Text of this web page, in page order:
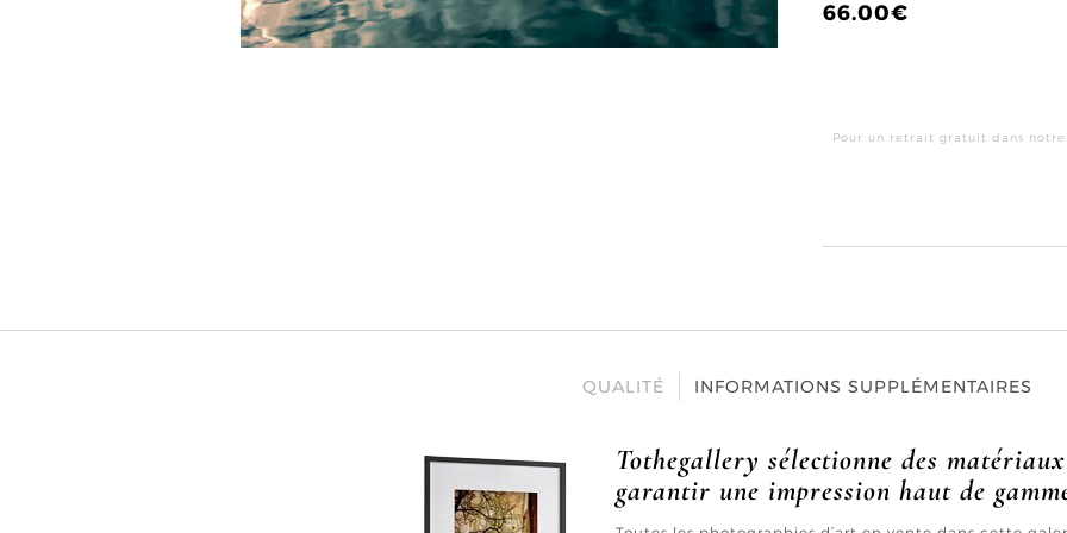
66.00€
Pour un retrait gratuit dans
QUALITÉ INFORMATIONS SUPPLÉMENTAIRES
Tothegallery sélectionne des
garantir une impression haut de